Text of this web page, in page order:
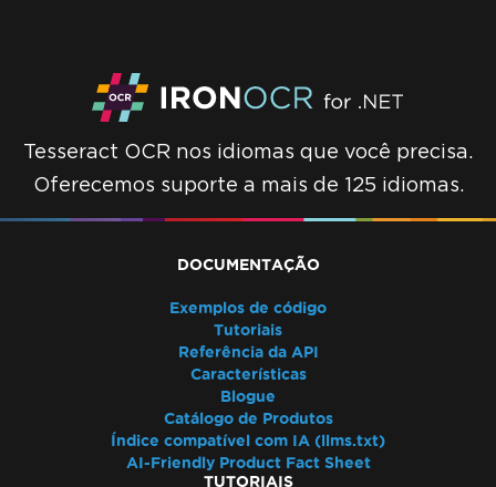
Tesseract OCR nos idiomas que você precisa.
Oferecemos suporte a mais de 125 idiomas.
DOCUMENTAÇÃO
Exemplos de código
Tutoriais
Referência da API
Características
Blogue
Catálogo de Produtos
Índice compatível com IA (llms.txt)
AI-Friendly Product Fact Sheet
TUTORIAIS